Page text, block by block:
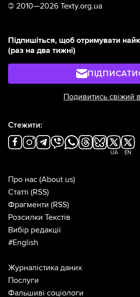
© 2010—2026 Texty.org.ua
Підпишіться, щоб отримувати
(раз на два тижні)
Подивитись свіжий
Стежити:
UA EN
Про нас (About us)
Статті (RSS)
Фрагменти (RSS)
Розсилки Текстів
Вибір редакції
#English
Журналістика даних
Послуги
Фальшиві соціологи